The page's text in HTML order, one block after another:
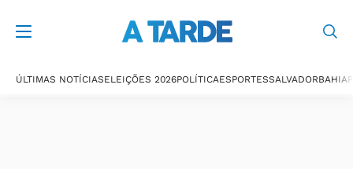
ÚLTIMAS NOTÍCIASELEIÇÕES 2026POLÍTICAESPORTESSALVADORBAHIA